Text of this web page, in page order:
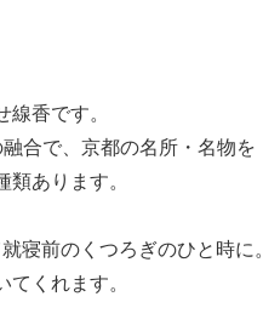
香です。
合で、京都の名所・名物を
あります。
寝前のくつろぎのひと時に。
くれます。